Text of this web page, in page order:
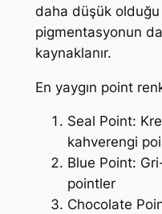
daha düşük
pigmentasyonun
kaynaklanır.
En yaygın point
Seal Point:
kahverengi
Blue Point:
pointler
Chocolate